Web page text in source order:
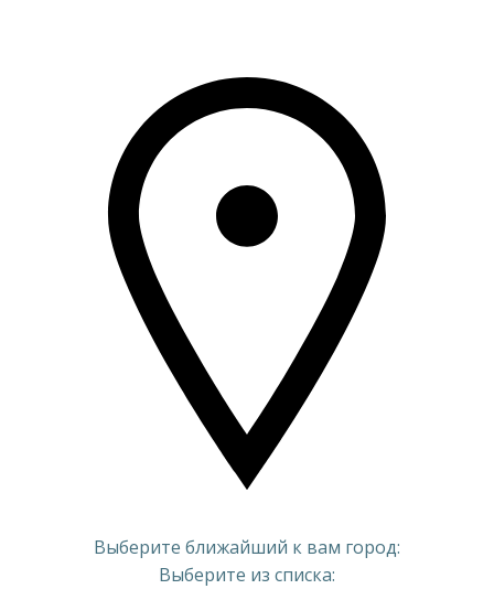
Выберите ближайший к вам город:
Выберите из списка: